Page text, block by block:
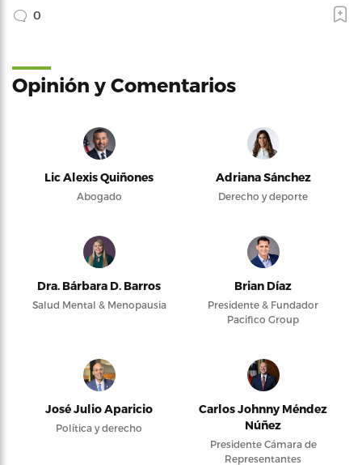
0
Opinión y Comentarios
Lic Alexis Quiñones
Abogado
Adriana Sánchez
Derecho y deporte
Dra. Bárbara D. Barros
Salud Mental & Menopausia
Brian Díaz
Presidente & Fundador
Pacifico Group
José Julio Aparicio
Política y derecho
Carlos Johnny Méndez
Núñez
Presidente Cámara de
Representantes